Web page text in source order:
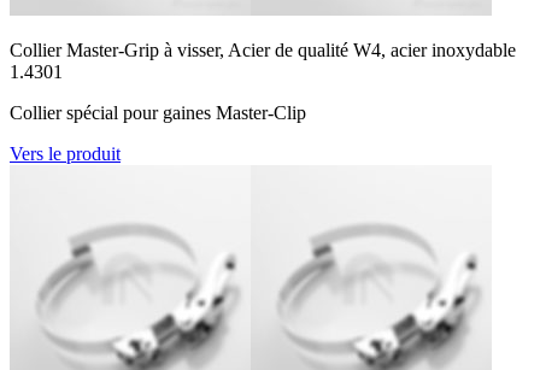
Collier Master-Grip à visser, Acier de qualité W4, acier inoxydable
1.4301
Collier spécial pour gaines Master-Clip
Vers le produit